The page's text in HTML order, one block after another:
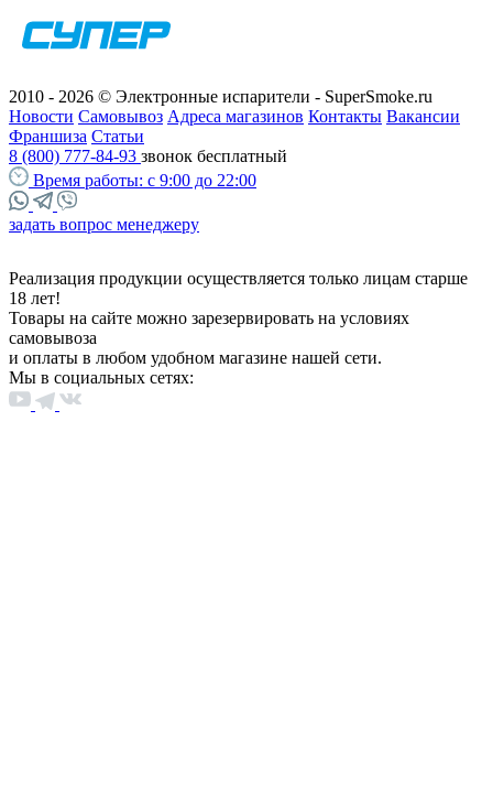
2010 - 2026 © Электронные испарители - SuperSmoke.ru
Новости Самовывоз Адреса магазинов Контакты Вакансии
Франшиза Статьи
8 (800) 777-84-93 звонок бесплатный
Время работы: с 9:00 до 22:00
задать вопрос менеджеру
Реализация продукции осуществляется только лицам старше
18 лет!
Товары на сайте можно зарезервировать на условиях
самовывоза
и оплаты в любом удобном магазине нашей сети.
Мы в социальных сетях: